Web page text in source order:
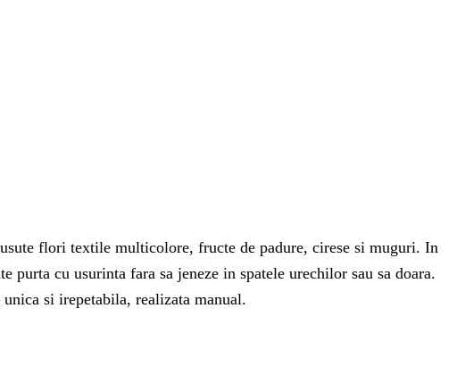
flori textile multicolore, fructe de padure, cirese si muguri. In
cu usurinta fara sa jeneze in spatele urechilor sau sa doara.
si irepetabila, realizata manual.